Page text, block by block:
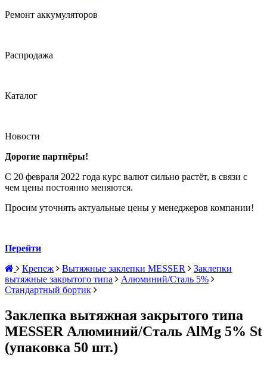
Ремонт аккумуляторов
Распродажа
Каталог
Новости
Дорогие партнёры!
С 20 февраля 2022 года курс валют сильно растёт, в связи с
чем цены постоянно меняются.
Просим уточнять актуальные цены у менеджеров компании!
Перейти
Крепеж
Вытяжные заклепки MESSER
Заклепки
вытяжные закрытого типа
Алюминий/Сталь 5%
Стандартный бортик
Заклепка вытяжная закрытого типа
MESSER Алюминий/Сталь AlMg 5% St
(упаковка 50 шт.)